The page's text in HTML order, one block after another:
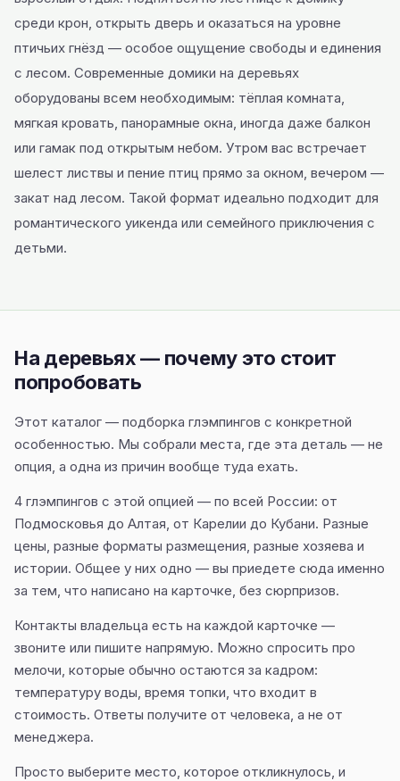
среди крон, открыть дверь и оказаться на уровне
птичьих гнёзд — особое ощущение свободы и единения
с лесом. Современные домики на деревьях
оборудованы всем необходимым: тёплая комната,
мягкая кровать, панорамные окна, иногда даже балкон
или гамак под открытым небом. Утром вас встречает
шелест листвы и пение птиц прямо за окном, вечером —
закат над лесом. Такой формат идеально подходит для
романтического уикенда или семейного приключения с
детьми.
На деревьях — почему это стоит
попробовать
Этот каталог — подборка глэмпингов с конкретной
особенностью. Мы собрали места, где эта деталь — не
опция, а одна из причин вообще туда ехать.
4 глэмпингов с этой опцией — по всей России: от
Подмосковья до Алтая, от Карелии до Кубани. Разные
цены, разные форматы размещения, разные хозяева и
истории. Общее у них одно — вы приедете сюда именно
за тем, что написано на карточке, без сюрпризов.
Контакты владельца есть на каждой карточке —
звоните или пишите напрямую. Можно спросить про
мелочи, которые обычно остаются за кадром:
температуру воды, время топки, что входит в
стоимость. Ответы получите от человека, а не от
менеджера.
Просто выберите место, которое откликнулось, и